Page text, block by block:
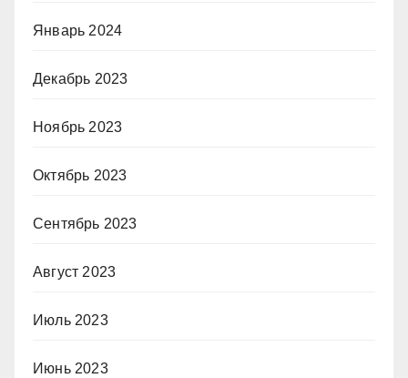
Январь 2024
Декабрь 2023
Ноябрь 2023
Октябрь 2023
Сентябрь 2023
Август 2023
Июль 2023
Июнь 2023